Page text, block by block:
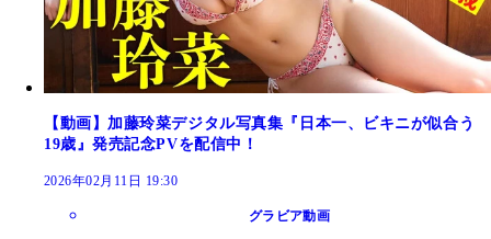
【動画】加藤玲菜デジタル写真集『日本一、ビキニが似合う
19歳』発売記念PVを配信中！
2026年02月11日 19:30
グラビア動画